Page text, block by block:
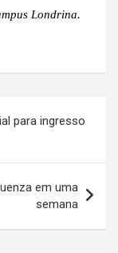
Londrina.
para ingresso
em uma
semana